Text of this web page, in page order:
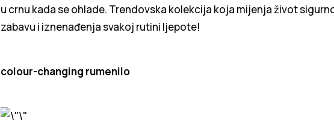
u crnu kada se ohlade. Trendovska kolekcija koja mijenja život
zabavu i iznenađenja svakoj rutini ljepote!
colour-changing rumenilo